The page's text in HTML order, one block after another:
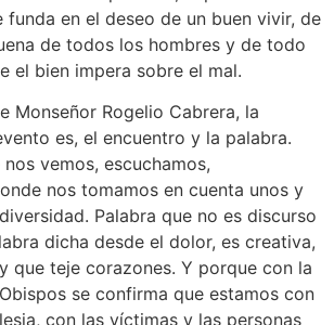
funda en el deseo de un buen vivir, de
de todos los hombres y de todo
el bien impera sobre el mal.
Monseñor Rogelio Cabrera, la
es, el encuentro y la palabra.
vemos, escuchamos,
nos tomamos en cuenta unos y
Palabra que no es discurso
dicha desde el dolor, es creativa,
que teje corazones. Y porque con la
se confirma que estamos con
con las víctimas y las personas